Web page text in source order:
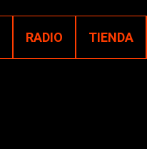
RADIO TIENDA